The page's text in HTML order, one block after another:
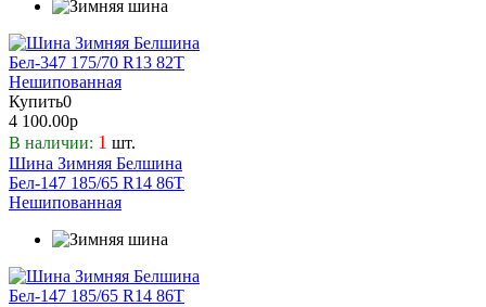
Купить0
4 100.00р
В наличии: 1 шт.
Шина Зимняя Белшина
Бел-147 185/65 R14 86T
Нешипованная